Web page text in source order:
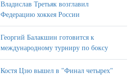
Владислав Третьяк возглавил
Федерацию хоккея России
Георгий Балакшин готовится к
международному турниру по боксу
Костя Цзю вышел в "Финал четырех"